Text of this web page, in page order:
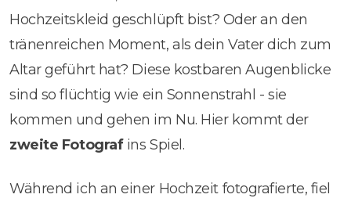
Hochzeitskleid geschlüpft bist? Oder an den
tränenreichen Moment, als dein Vater dich zum
Altar geführt hat? Diese kostbaren Augenblicke
sind so flüchtig wie ein Sonnenstrahl - sie
kommen und gehen im Nu. Hier kommt der
zweite Fotografins Spiel.
Während ich an einer Hochzeit fotografierte, fiel